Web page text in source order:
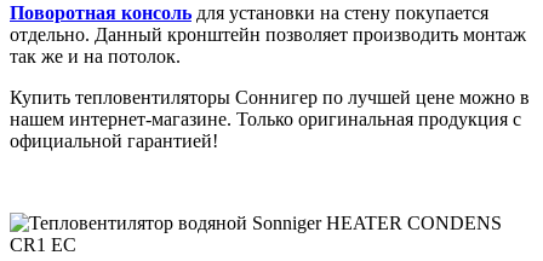
Поворотная консоль для установки на стену покупается
отдельно. Данный кронштейн позволяет производить монтаж
так же и на потолок.
Купить тепловентиляторы Соннигер по лучшей цене можно в
нашем интернет-магазине. Только оригинальная продукция с
официальной гарантией!